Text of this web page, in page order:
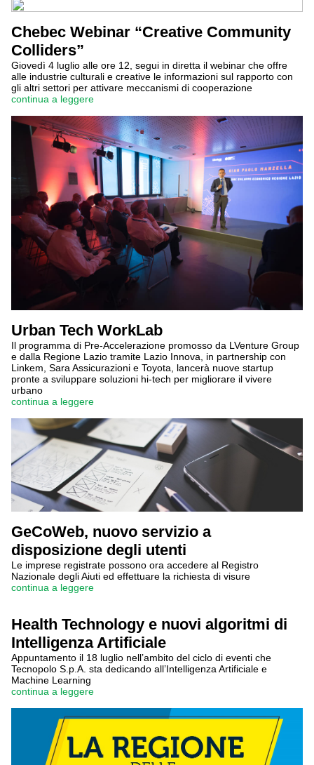
Chebec Webinar “Creative Community
Colliders”
Giovedì 4 luglio alle ore 12, segui in diretta il webinar che offre
alle industrie culturali e creative le informazioni sul rapporto con
gli altri settori per attivare meccanismi di cooperazione
continua a leggere
Urban Tech WorkLab
Il programma di Pre-Accelerazione promosso da LVenture Group
e dalla Regione Lazio tramite Lazio Innova, in partnership con
Linkem, Sara Assicurazioni e Toyota, lancerà nuove startup
pronte a sviluppare soluzioni hi-tech per migliorare il vivere
urbano
continua a leggere
GeCoWeb, nuovo servizio a
disposizione degli utenti
Le imprese registrate possono ora accedere al Registro
Nazionale degli Aiuti ed effettuare la richiesta di visure
continua a leggere
Health Technology e nuovi algoritmi di
Intelligenza Artificiale
Appuntamento il 18 luglio nell’ambito del ciclo di eventi che
Tecnopolo S.p.A. sta dedicando all’Intelligenza Artificiale e
Machine Learning
continua a leggere